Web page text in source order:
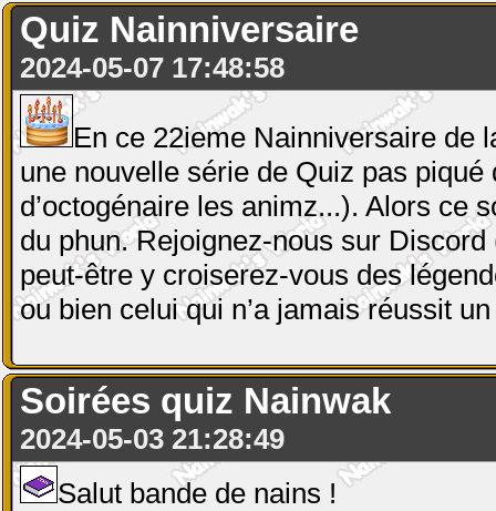
Quiz Nainniversaire
2024-05-07 17:48:58
En ce 22ieme Nainniversaire de
une nouvelle série de Quiz pas
d’octogénaire les animz...). Alors ce
du phun. Rejoignez-nous sur Discord
peut-être y croiserez-vous des
ou bien celui qui n’a jamais réussit
Soirées quiz Nainwak
2024-05-03 21:28:49
Salut bande de nains !